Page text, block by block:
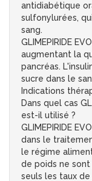
antidiabétique
sulfonylurées,
sang.
GLIMEPIRIDE
augmentant la
pancréas.
sucre dans le
Indications
Dans quel cas
est-il utilisé ?
GLIMEPIRIDE
dans le
le régime
de poids ne
seuls les taux de